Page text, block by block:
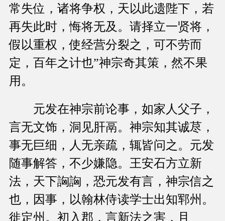
常失位，诸将争权，天以此遗陛下，若
再失此时，悔将无及。请择立一贤将，
假以重权，使经营分裂之，可不劳而
定，百年之计也”神宗奇其策，然不果
用。
元发在神宗前论事，如家人父子，
言无文饰，洞见肝鬲。神宗知其诚荩，
事无巨细，人无亲疏，辄皆问之。元发
随事解答，不少嫌隐。王安石方立新
法，天下詾詾，恐元发有言，神宗信之
也，因事，以翰林侍读学士出知郓州。
徙定州。初入郡，言新法之害，且